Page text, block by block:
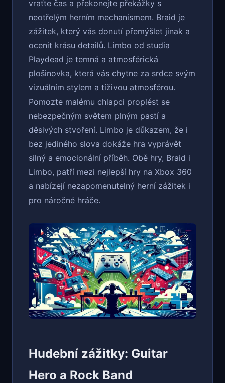
vraťte čas a překonejte překážky s
neotřelým herním mechanismem. Braid je
zážitek, který vás donutí přemýšlet jinak a
ocenit krásu detailů. Limbo od studia
Playdead je temná a atmosférická
plošinovka, která vás chytne za srdce svým
vizuálním stylem a tíživou atmosférou.
Pomozte malému chlapci proplést se
nebezpečným světem plným pastí a
děsivých stvoření. Limbo je důkazem, že i
bez jediného slova dokáže hra vyprávět
silný a emocionální příběh. Obě hry, Braid i
Limbo, patří mezi nejlepší hry na Xbox 360
a nabízejí nezapomenutelný herní zážitek i
pro náročné hráče.
Hudební zážitky: Guitar
Hero a Rock Band